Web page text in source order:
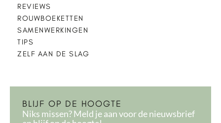
REVIEWS
ROUWBOEKETTEN
SAMENWERKINGEN
TIPS
ZELF AAN DE SLAG
BLIJF OP DE HOOGTE
Niks missen? Meld je aan voor de nieuwsbrief